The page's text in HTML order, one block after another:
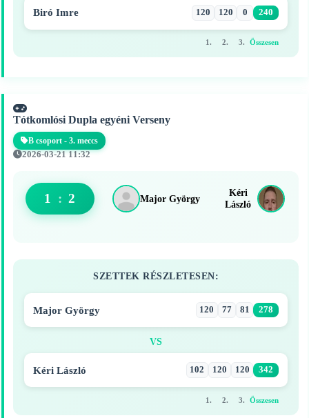
Biró Imre 120 120 0 240
1. 2. 3. Összesen
Tótkomlósi Dupla egyéni Verseny
B csoport - 3. meccs
2026-03-21 11:32
Major György
1 : 2
Kéri
László
SZETTEK RÉSZLETESEN:
Major György 120 77 81 278
VS
Kéri László 102 120 120 342
1. 2. 3. Összesen